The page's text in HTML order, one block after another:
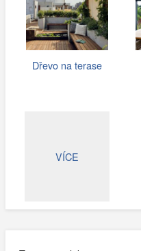
Dřevo na terase
VÍCE